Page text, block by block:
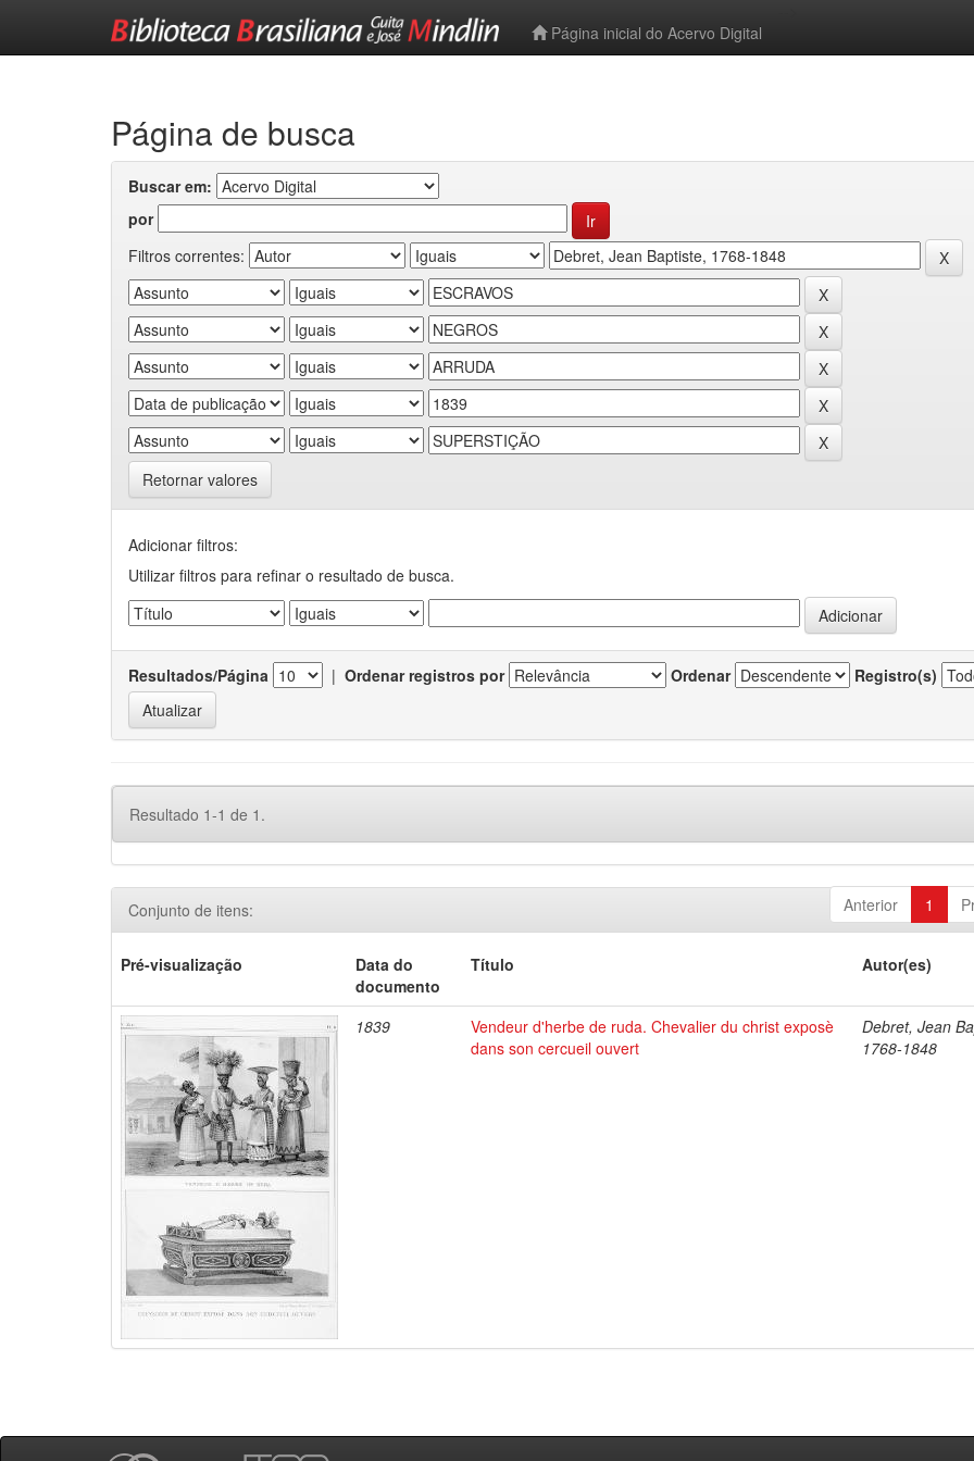
Página inicial do Acervo Digital
Página de busca
Buscar em:
por
Filtros correntes:
Retornar valores
Adicionar filtros:
Utilizar filtros para refinar o resultado de busca.
Resultados/Página | Ordenar registros por Ordenar Registro(s)
Resultado 1-1 de 1.
Anterior 1
Conjunto de itens:
Pré-visualização
Data do
documento
Título Autor(es)
1839
Vendeur d'herbe de ruda. Chevalier du christ exposè
dans son cercueil ouvert
Debret, Jean
1768-1848